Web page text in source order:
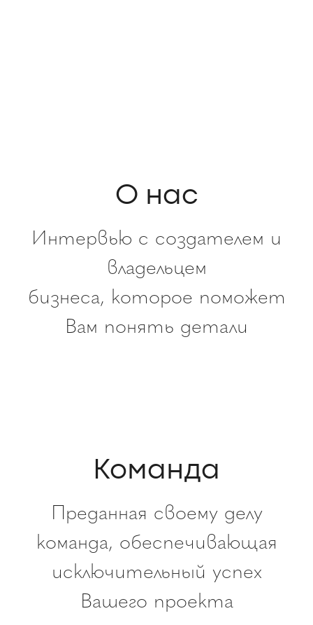
О нас
Интервью с создателем и
владельцем
бизнеса, которое поможет
Вам понять детали
Команда
Преданная своему делу
команда, обеспечивающая
исключительный успех
Вашего проекта